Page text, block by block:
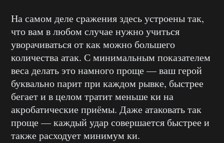
На самом деле сражения здесь устроены так,
что вам в любом случае нужно учиться
уворачиваться от как можно большего
количества атак. С минимальным показателем
веса делать это намного проще — ваш герой
буквально парит при каждом рывке, быстрее
бегает и в целом тратит меньше ки на
акробатические приёмы. Даже атаковать так
проще — каждый удар совершается быстрее и
также расходует минимум ки.